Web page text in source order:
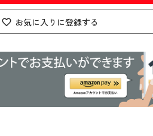
お気に入りに登録する